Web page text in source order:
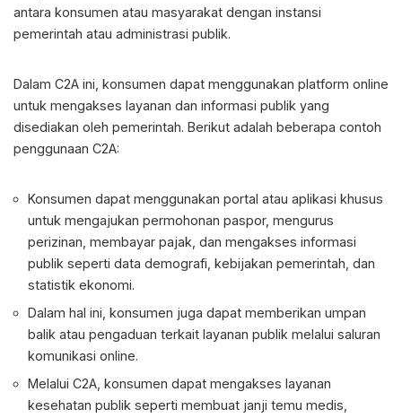
antara konsumen atau masyarakat dengan instansi
pemerintah atau administrasi publik.
Dalam C2A ini, konsumen dapat menggunakan platform online
untuk mengakses layanan dan informasi publik yang
disediakan oleh pemerintah. Berikut adalah beberapa contoh
penggunaan C2A:
Konsumen dapat menggunakan portal atau aplikasi khusus
untuk mengajukan permohonan paspor, mengurus
perizinan, membayar pajak, dan mengakses informasi
publik seperti data demografi, kebijakan pemerintah, dan
statistik ekonomi.
Dalam hal ini, konsumen juga dapat memberikan umpan
balik atau pengaduan terkait layanan publik melalui saluran
komunikasi online.
Melalui C2A, konsumen dapat mengakses layanan
kesehatan publik seperti membuat janji temu medis,